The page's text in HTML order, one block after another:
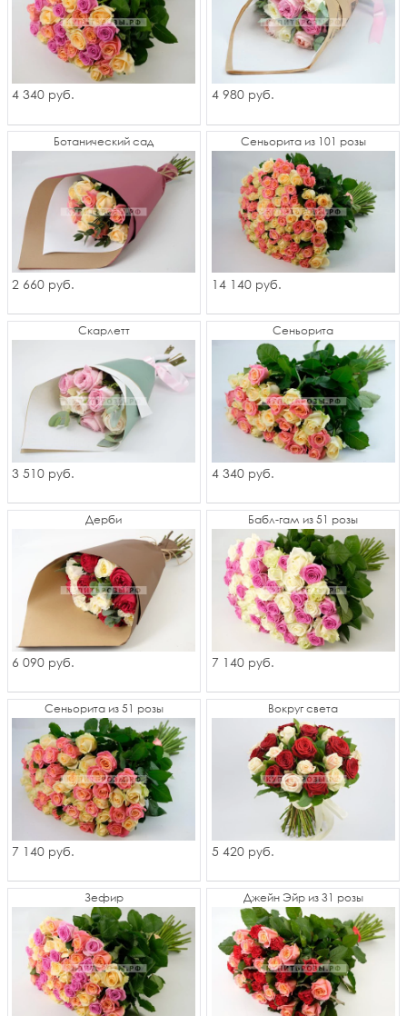
4 340 руб. 4 980 руб.
Ботанический сад
2 660 руб.
Сеньорита из 101 розы
14 140 руб.
Скарлетт
3 510 руб.
Сеньорита
4 340 руб.
Дерби
6 090 руб.
Бабл-гам из 51 розы
7 140 руб.
Сеньорита из 51 розы
7 140 руб.
Вокруг света
5 420 руб.
Зефир Джейн Эйр из 31 розы